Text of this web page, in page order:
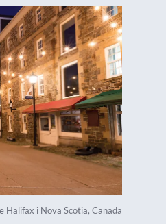
Halifax i Nova Scotia, Canada